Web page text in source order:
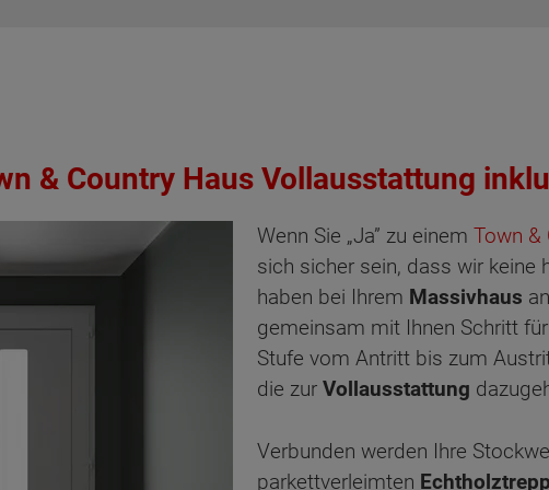
& Country Haus Vollausstattung
Wenn Sie „Ja” zu einem Town &
sich sicher sein, dass wir keine
haben bei Ihrem Massivhaus
gemeinsam mit Ihnen Schritt
Stufe vom Antritt bis zum
die zur Vollausstattung
Verbunden werden Ihre
parkettverleimten